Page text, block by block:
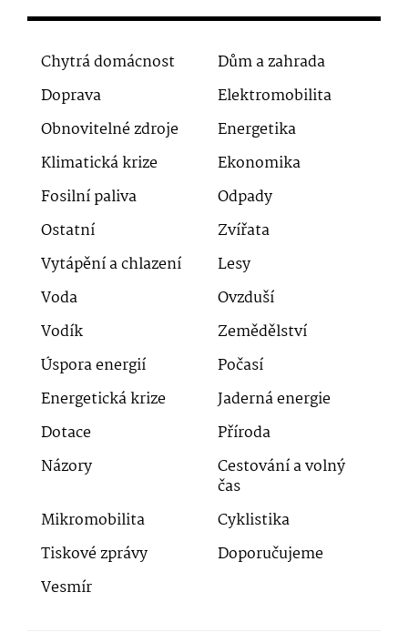
Chytrá domácnost
Dům a zahrada
Doprava
Elektromobilita
Obnovitelné zdroje
Energetika
Klimatická krize
Ekonomika
Fosilní paliva
Odpady
Ostatní
Zvířata
Vytápění a chlazení
Lesy
Voda
Ovzduší
Vodík
Zemědělství
Úspora energií
Počasí
Energetická krize
Jaderná energie
Dotace
Příroda
Názory
Cestování a volný
čas
Mikromobilita
Cyklistika
Tiskové zprávy
Doporučujeme
Vesmír